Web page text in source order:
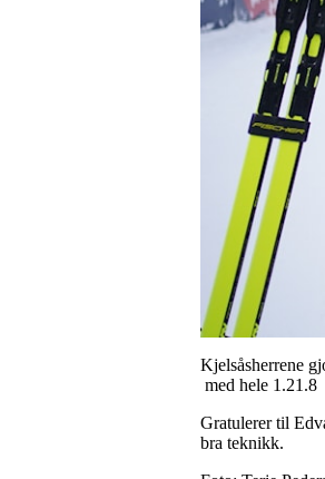
Kjelsåsherrene
med hele 1.21.8
Gratulerer til
bra teknikk.